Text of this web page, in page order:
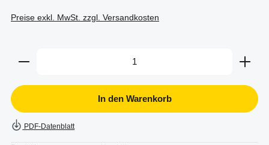
Preise exkl. MwSt. zzgl. Versandkosten
Produkt Anzahl: Gib den gewünschten Wert ein
In den Warenkorb
PDF-Datenblatt